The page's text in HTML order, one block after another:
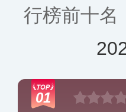
行榜前十名
01